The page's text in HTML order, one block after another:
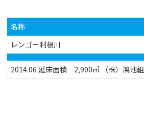
名称
レンゴー利根川
2014.06 延床面積 2,900㎡ （株）鴻池組